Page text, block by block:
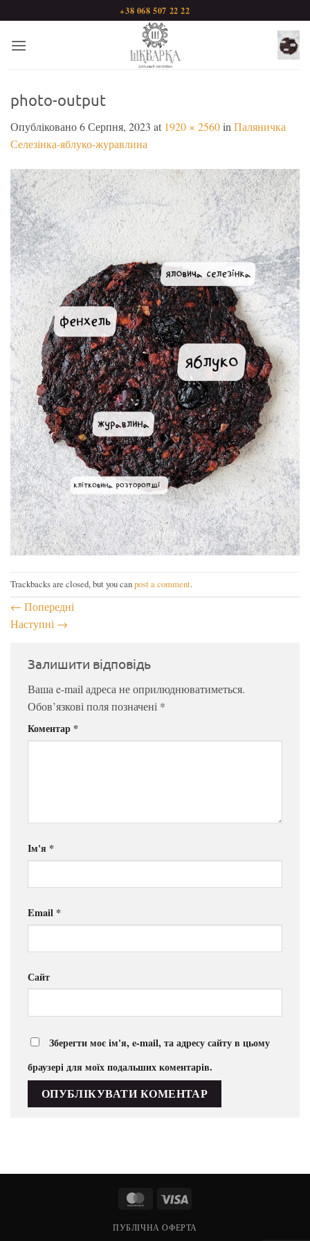
+38 068 507 22 22
photo-output
Опубліковано6 Серпня, 2023 at 1920 × 2560in Паляничка
Селезінка-яблуко-журавлина
Trackbacks are closed, but you canpost a comment.
← Попередні
Наступні →
Залишити відповідь
Ваша e-mail адреса не оприлюднюватиметься.
Обов’язкові поля позначені *
Коментар *
Ім'я *
Email *
Сайт
Зберегти моє ім'я, e-mail, та адресу сайту в цьому
браузері для моїх подальших коментарів.
MasterCard
ПУБЛІЧНА ОФЕРТА